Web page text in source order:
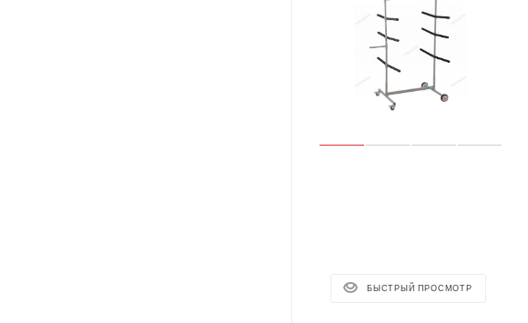
БЫСТРЫЙ ПРОСМОТР